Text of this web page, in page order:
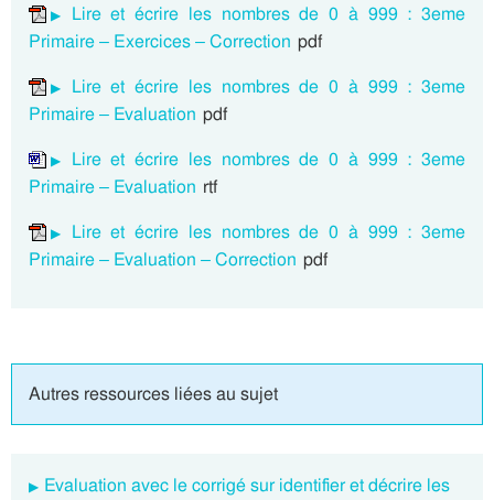
Lire et écrire les nombres de 0 à 999 : 3eme
Primaire – Exercices – Correction pdf
Lire et écrire les nombres de 0 à 999 : 3eme
Primaire – Evaluation pdf
Lire et écrire les nombres de 0 à 999 : 3eme
Primaire – Evaluation rtf
Lire et écrire les nombres de 0 à 999 : 3eme
Primaire – Evaluation – Correction pdf
Autres ressources liées au sujet
Evaluation avec le corrigé sur identifier et décrire les